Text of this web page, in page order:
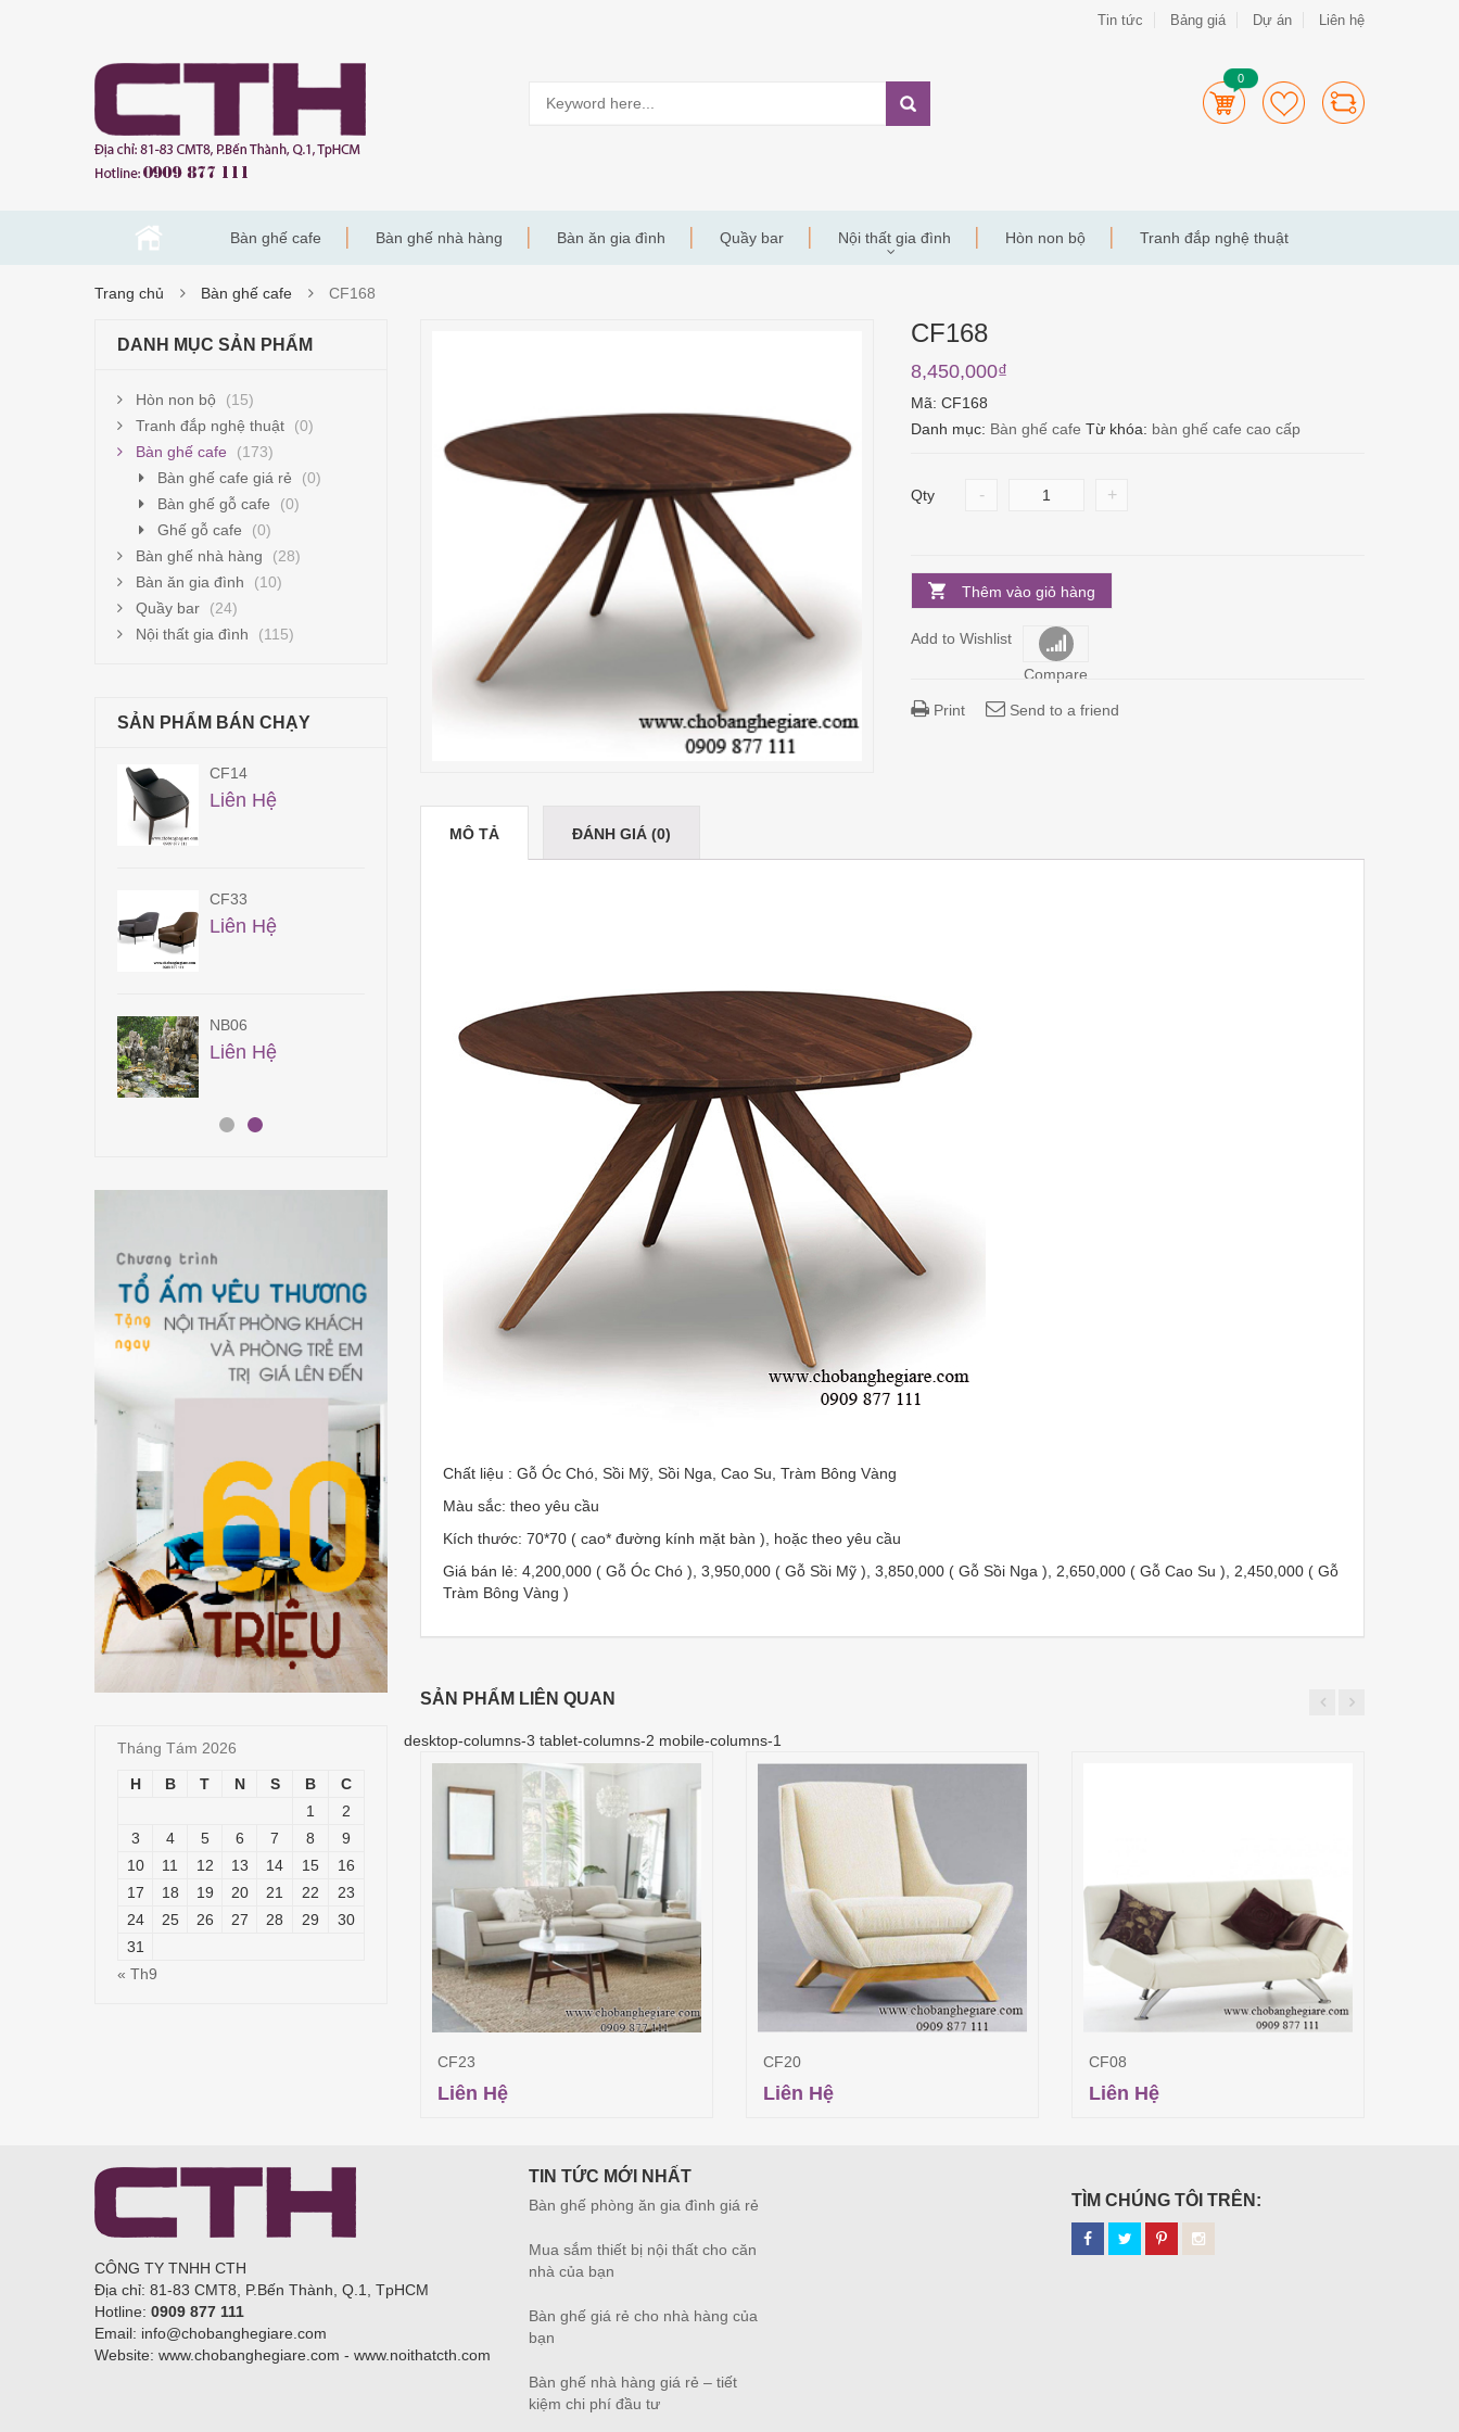
Tin tức Bảng giá Dự án Liên hệ
0
Bàn ghế cafe Bàn ghế nhà hàng Bàn ăn gia đình Quầy bar Nội thất gia đình Hòn non bộ Tranh đắp nghệ thuật
Trang chủ Bàn ghế cafe CF168
CF168
8,450,000₫
Mã:CF168
Danh mục: Bàn ghế cafe Từ khóa: bàn ghế cafe cao cấp
Qty - +
Thêm vào giỏ hàng
Add to Wishlist
Compare
Print Send to a friend
MÔ TẢ ĐÁNH GIÁ (0)
Chất liệu : Gỗ Óc Chó, Sồi Mỹ, Sồi Nga, Cao Su, Tràm Bông Vàng
Màu sắc: theo yêu cầu
Kích thước: 70*70 ( cao* đường kính mặt bàn ), hoặc theo yêu cầu
Giá bán lẻ: 4,200,000 ( Gỗ Óc Chó ), 3,950,000 ( Gỗ Sồi Mỹ ), 3,850,000 ( Gỗ Sồi Nga ), 2,650,000 ( Gỗ Cao Su ), 2,450,000 ( Gỗ
Tràm Bông Vàng )
SẢN PHẨM LIÊN QUAN
desktop-columns-3 tablet-columns-2 mobile-columns-1
CF23
Liên Hệ
CF20
Liên Hệ
CF08
Liên Hệ
DANH MỤC SẢN PHẨM
Hòn non bộ
(15)
Tranh đắp nghệ thuật
(0)
Bàn ghế cafe
(173)
Bàn ghế cafe giá rẻ
(0)
Bàn ghế gỗ cafe
(0)
Ghế gỗ cafe
(0)
Bàn ghế nhà hàng
(28)
Bàn ăn gia đình
(10)
Quầy bar
(24)
Nội thất gia đình
(115)
SẢN PHẨM BÁN CHẠY
CF14
Liên Hệ
CF33
Liên Hệ
NB06
Liên Hệ
Tháng Tám 2026
H B T N S B
C
1
2
3
4 5 6 7 8
9
10
11 12 13 14 15
16
17
18 19 20 21 22
23
24
25 26 27 28 29
30
31
« Th9
CÔNG TY TNHH CTH
Địa chỉ: 81-83 CMT8, P.Bến Thành, Q.1, TpHCM
Hotline: 0909 877 111
Email: info@chobanghegiare.com
Website: www.chobanghegiare.com - www.noithatcth.com
TIN TỨC MỚI NHẤT
Bàn ghế phòng ăn gia đình giá rẻ
Mua sắm thiết bị nội thất cho căn
nhà của bạn
Bàn ghế giá rẻ cho nhà hàng của
bạn
Bàn ghế nhà hàng giá rẻ – tiết
kiệm chi phí đầu tư
TÌM CHÚNG TÔI TRÊN: